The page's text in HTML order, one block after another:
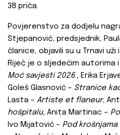
38 priča.
Povjerenstvo za dodjelu
Stjepanović, predsjednik,
članice, objavili su u Trnavi
Riječ je o sljedećim autorima
Moć savjesti 2026., Erika
Goleš Glasnović – Stranice
Lasta – Artiste et flaneur,
hošpitalu, Anita Martinac –
Ivo Mijatović – Pod